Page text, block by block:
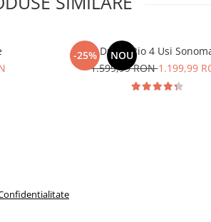
-25% NOU
Dulap Rio 4 Usi
1.599,99 RON1.199,99